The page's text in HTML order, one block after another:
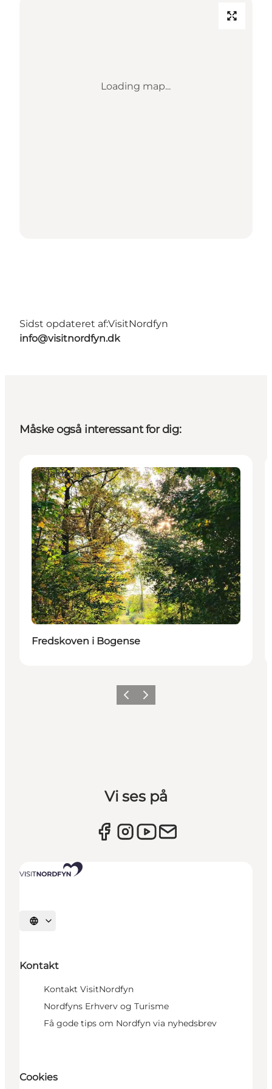
Loading map...
Sidst opdateret af:VisitNordfyn
info@visitnordfyn.dk
Måske også interessant for dig:
Attraktioner
Fredskoven i Bogense
Forrige billede
Næste billede
Vi ses på
Vælg sprog
Kontakt
Kontakt VisitNordfyn
Nordfyns Erhverv og Turisme
Få gode tips om Nordfyn via nyhedsbrev
Cookies